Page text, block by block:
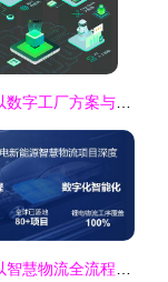
万物智汇 以数字工厂方案与数字文创服务，助力浙江博瑞电子深耕电子化学材料行业
磅旗科技 以智慧物流全流程数字化赋能锂电行业灯塔工厂，构筑数字文创服务新标杆